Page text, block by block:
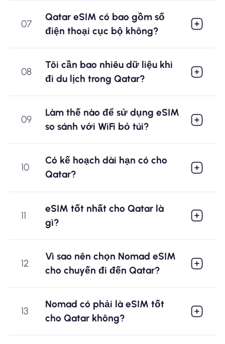
07
Qatar eSIM có bao gồm số
điện thoại cục bộ không?
08
Tôi cần bao nhiêu dữ liệu khi
đi du lịch trong Qatar?
09
Làm thế nào để sử dụng eSIM
so sánh với WiFi bỏ túi?
10
Có kế hoạch dài hạn có cho
Qatar?
11
eSIM tốt nhất cho Qatar là
gì?
12
Vì sao nên chọn Nomad eSIM
cho chuyến đi đến Qatar?
13
Nomad có phải là eSIM tốt
cho Qatar không?